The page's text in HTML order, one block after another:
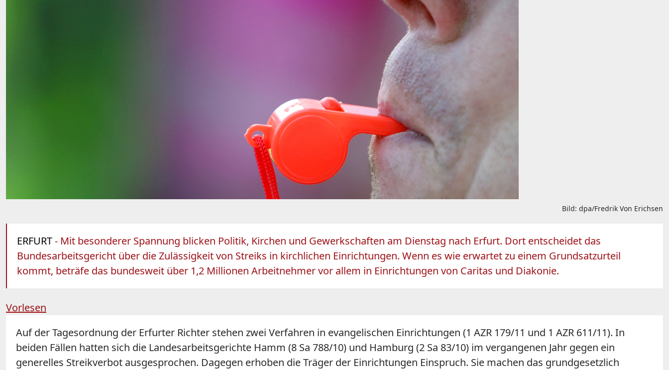
Bild: dpa/Fredrik Von Erichsen
ERFURT- Mit besonderer Spannung blicken Politik, Kirchen und Gewerkschaften am Dienstag nach Erfurt. Dort entscheidet das
Bundesarbeitsgericht über die Zulässigkeit von Streiks in kirchlichen Einrichtungen. Wenn es wie erwartet zu einem Grundsatzurteil
kommt, beträfe das bundesweit über 1,2 Millionen Arbeitnehmer vor allem in Einrichtungen von Caritas und Diakonie.
Vorlesen
Auf der Tagesordnung der Erfurter Richter stehen zwei Verfahren in evangelischen Einrichtungen (1 AZR 179/11 und 1 AZR 611/11). In
beiden Fällen hatten sich die Landesarbeitsgerichte Hamm (8 Sa 788/10) und Hamburg (2 Sa 83/10) im vergangenen Jahr gegen ein
generelles Streikverbot ausgesprochen. Dagegen erhoben die Träger der Einrichtungen Einspruch. Sie machen das grundgesetzlich